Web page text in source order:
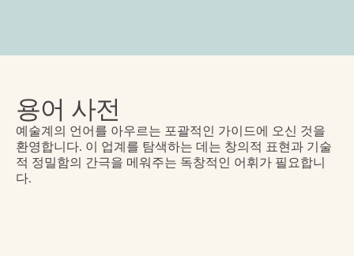
용어 사전
예술계의 언어를 아우르는 포괄적인 가이드에 오신 것을
환영합니다. 이 업계를 탐색하는 데는 창의적 표현과 기술
적 정밀함의 간극을 메워주는 독창적인 어휘가 필요합니
다.